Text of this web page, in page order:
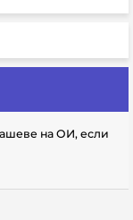
на ОИ, если